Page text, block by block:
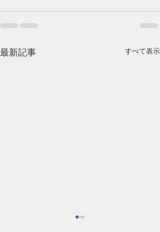
最新記事 すべて表示